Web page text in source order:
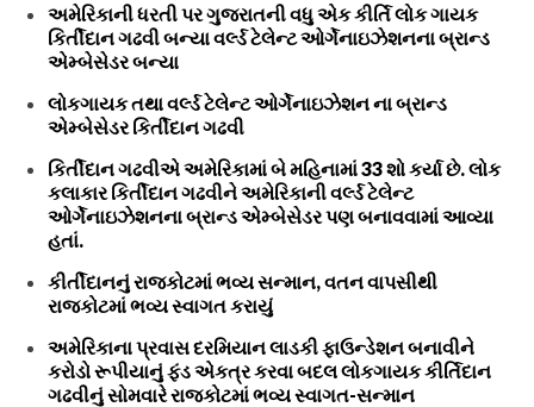
અમેરિકાની ધરતી પર ગુજરાતની વધુ એક કીર્તિ લોક ગાયક
કિર્તીદાન ગઢવી બન્યા વર્લ્ડ ટેલેન્ટ ઓર્ગેનાઇઝેશનના બ્રાન્ડ
એમ્બેસેડર બન્યા
લોકગાયક તથા વર્લ્ડ ટેલેન્ટ ઓર્ગેનાઇઝેશન ના બ્રાન્ડ
એમ્બેસેડર કિર્તીદાન ગઢવી
કિર્તીદાન ગઢવીએ અમેરિકામાં બે મહિનામાં 33 શો કર્યા છે. લોક
કલાકાર કિર્તીદાન ગઢવીને અમેરિકાની વર્લ્ડ ટેલેન્ટ
ઓર્ગેનાઇઝેશનના બ્રાન્ડ એમ્બેસેડર પણ બનાવવામાં આવ્યા
હતાં.
કીર્તીદાનનું રાજકોટમાં ભવ્ય સન્માન, વતન વાપસીથી
રાજકોટમાં ભવ્ય સ્વાગત કરાયું
અમેરિકાના પ્રવાસ દરમિયાન લાડકી ફાઉન્ડેશન બનાવીને
કરોડો રૂપીયાનું ફંડ એકત્ર કરવા બદલ લોકગાયક કીર્તિદાન
ગઢવીનું સોમવારે રાજકોટમાં ભવ્ય સ્વાગત-સન્માન